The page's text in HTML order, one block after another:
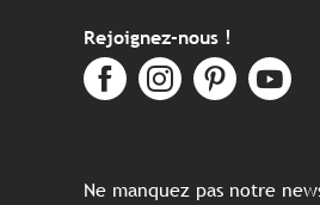
Rejoignez-nous !
Ne manquez pas notre